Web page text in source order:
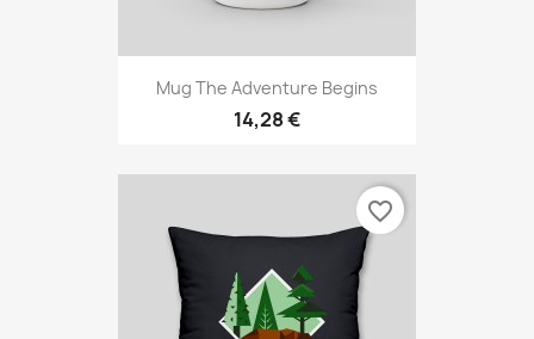
Mug The Adventure Begins
14,28 €
favorite_border